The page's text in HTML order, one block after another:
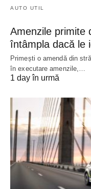
AUTO UTIL
Amenzile primite
întâmpla dacă le
Primești o amendă din
în executare amenzile,…
1 day în urmă